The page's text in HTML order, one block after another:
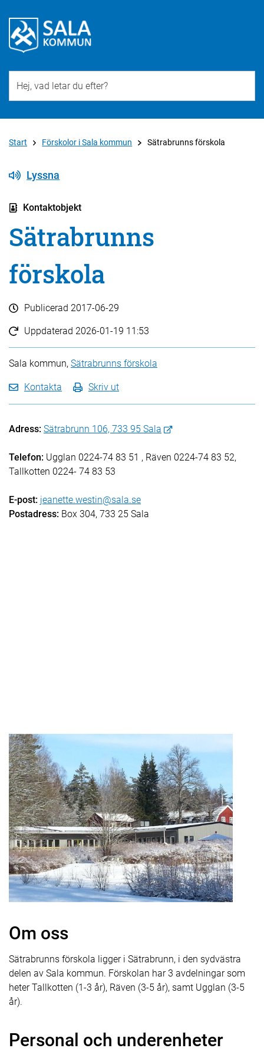
Start Förskolor i Sala kommun Sätrabrunns förskola
Lyssna
Kontaktobjekt
Sätrabrunns
förskola
Publicerad 2017-06-29
Uppdaterad 2026-01-19 11:53
Sala kommun, Sätrabrunns förskola
Kontakta Skriv ut
Adress: Sätrabrunn 106, 733 95 Sala
Telefon: Ugglan 0224-74 83 51 , Räven 0224-74 83 52,
Tallkotten 0224- 74 83 53
E-post: jeanette.westin@sala.se
Postadress: Box 304, 733 25 Sala
Om oss
Sätrabrunns förskola ligger i Sätrabrunn, i den sydvästra
delen av Sala kommun. Förskolan har 3 avdelningar som
heter Tallkotten (1-3 år), Räven (3-5 år), samt Ugglan (3-5
år).
Personal och underenheter